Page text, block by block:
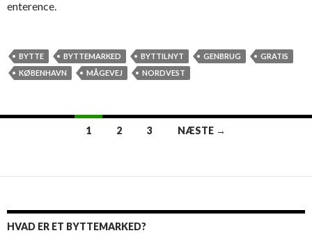
enterence.
BYTTE BYTTEMARKED BYTTILNYT GENBRUG
GRATIS
KØBENHAVN
MÅGEVEJ NORDVEST
Indlægsnavigation
1 2 3 NÆSTE →
HVAD ER ET BYTTEMARKED?